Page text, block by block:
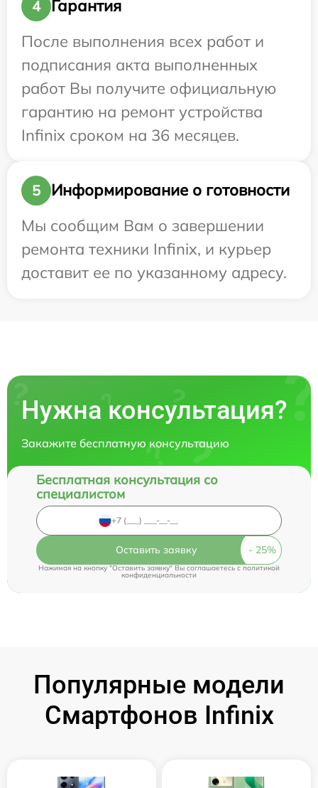
4
Гарантия
После выполнения всех работ и
подписания акта выполненных
работ Вы получите официальную
гарантию на ремонт устройства
Infinix сроком на 36 месяцев.
5
Информирование о готовности
Мы сообщим Вам о завершении
ремонта техники Infinix, и курьер
доставит ее по указанному адресу.
Нужна консультация?
Закажите бесплатную консультацию
Бесплатная консультация со
специалистом
Оставить заявку
Нажимая на кнопку "Оставить заявку" Вы соглашаетесь cполитикой
конфиденциальности
Популярные модели
Смартфонов Infinix